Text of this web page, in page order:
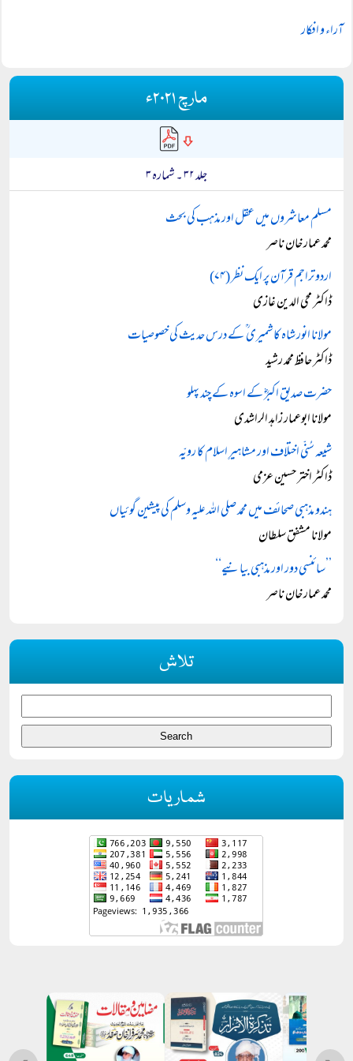
آراء و افکار
مارچ ۲۰۲۱ء
جلد ۳۲ ۔ شمارہ ۳
مسلم معاشروں میں عقل اور مذہب کی بحث
محمد عمار خان ناصر
اردو تراجم قرآن پر ایک نظر (۷۴)
ڈاکٹر محی الدین غازی
مولانا انور شاه کاشمیری ؒ كے درس حدیث کی خصوصیات
ڈاکٹر حافظ محمد رشید
حضرت صدیق اکبرؓ کے اسوہ کے چند پہلو
مولانا ابوعمار زاہد الراشدی
شیعہ سُنّی اختلاف اور مشاہیرِ اسلام کا رویّہ
ڈاکٹر اختر حسین عزمی
ہندو مذہبی صحائف میں محمد صلی اللہ علیہ وسلم کی پیشین گوئیاں
مولانا مشفق سلطان
’’سائنسی دور اور مذہبی بیانیے‘‘
محمد عمار خان ناصر
تلاش
شماریات